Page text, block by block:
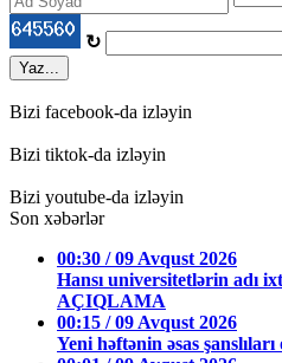
↻
Yaz...
Bizi facebook-da izləyin
Bizi tiktok-da izləyin
Bizi youtube-da izləyin
Son xəbərlər
00:30 / 09 Avqust 2026
Hansı universitetlərin adı
AÇIQLAMA
00:15 / 09 Avqust 2026
Yeni həftənin əsas şanslıları